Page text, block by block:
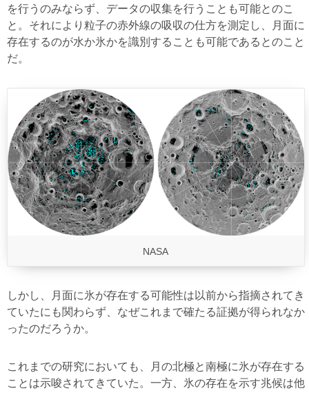
を行うのみならず、データの収集を行うことも可能とのこ
と。それにより粒子の赤外線の吸収の仕方を測定し、月面に
存在するのが水か氷かを識別することも可能であるとのこと
だ。
NASA
しかし、月面に氷が存在する可能性は以前から指摘されてき
ていたにも関わらず、なぜこれまで確たる証拠が得られなか
ったのだろうか。
これまでの研究においても、月の北極と南極に氷が存在する
ことは示唆されてきていた。一方、氷の存在を示す兆候は他